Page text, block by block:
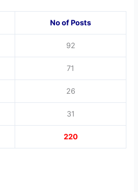
Noof Posts
92
71
26
31
220